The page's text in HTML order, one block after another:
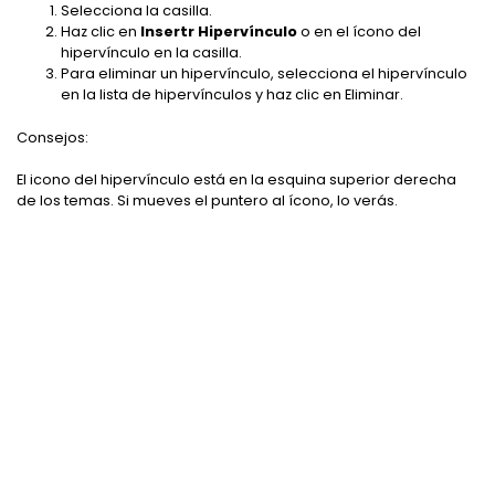
Selecciona la casilla.
Haz clic en Insertr Hipervínculoo en el ícono del
hipervínculo en la casilla.
Para eliminar un hipervínculo, selecciona el hipervínculo
en la lista de hipervínculos y haz clic en Eliminar.
Consejos:
El icono del hipervínculo está en la esquina superior derecha
de los temas. Si mueves el puntero al ícono, lo verás.